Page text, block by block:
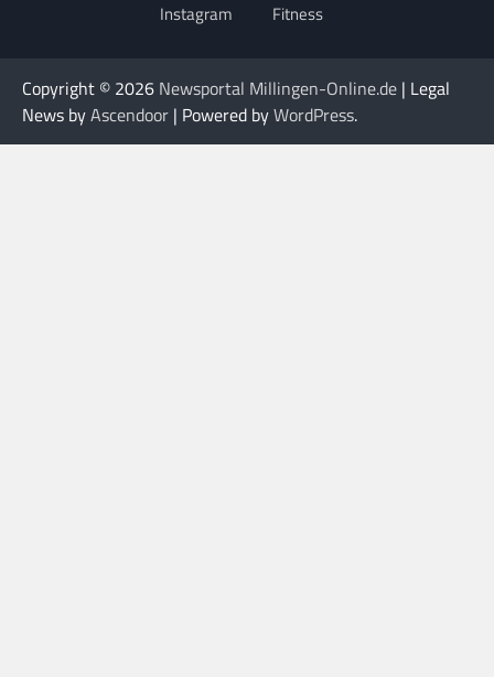
Instagram Fitness
Copyright © 2026 Newsportal Millingen-Online.de | Legal
News byAscendoor | Powered byWordPress.